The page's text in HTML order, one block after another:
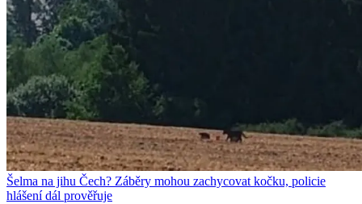
Šelma na jihu Čech? Záběry mohou zachycovat kočku, policie
hlášení dál prověřuje